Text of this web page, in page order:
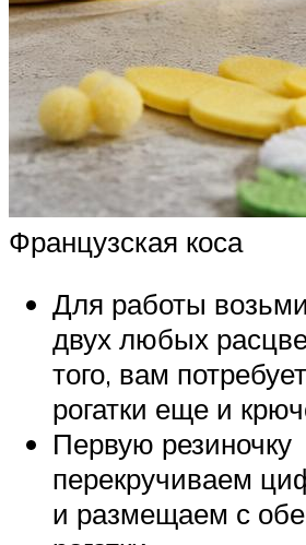
Французская коса
Для работы
двух любых
того, вам
рогатки еще и
Первую резиночку
перекручиваем
и размещаем с